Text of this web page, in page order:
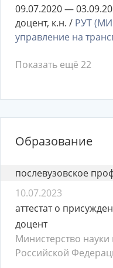
09.07.2020 —
доцент, к.н. / РУТ
управление на
Показать ещё 22
Образование
послевузовское
10.07.2023
аттестат о
доцент
Министерство
Российской